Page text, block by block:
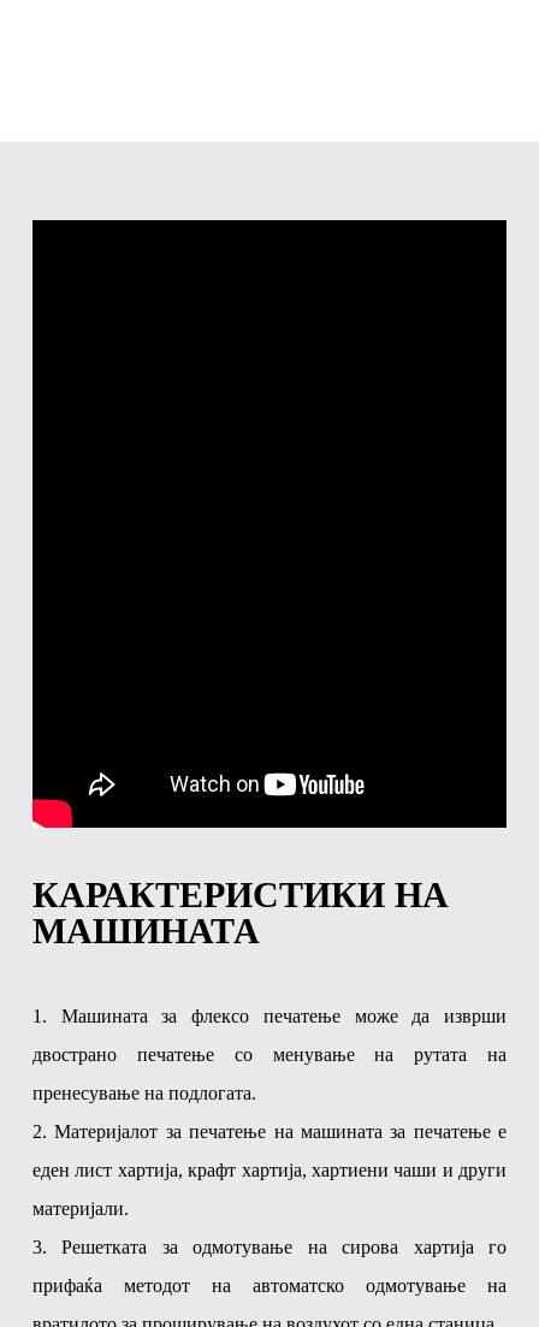
КАРАКТЕРИСТИКИ НА
МАШИНАТА
1. Машината за флексо печатење може да изврши
двострано печатење со менување на рутата на
пренесување на подлогата.
2. Материјалот за печатење на машината за печатење е
еден лист хартија, крафт хартија, хартиени чаши и други
материјали.
3. Решетката за одмотување на сирова хартија го
прифаќа методот на автоматско одмотување на